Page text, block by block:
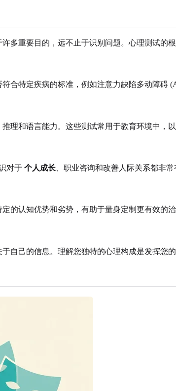
多重要目的，远不止于识别问题。心理测试的
合特定疾病的标准，例如注意力缺陷多动障碍
理和语言能力。这些测试常用于教育环境中，
对于 个人成长 、职业咨询和改善人际关系都非常
的认知优势和劣势，有助于量身定制更有效的治
自己的信息。理解您独特的心理构成是发挥您